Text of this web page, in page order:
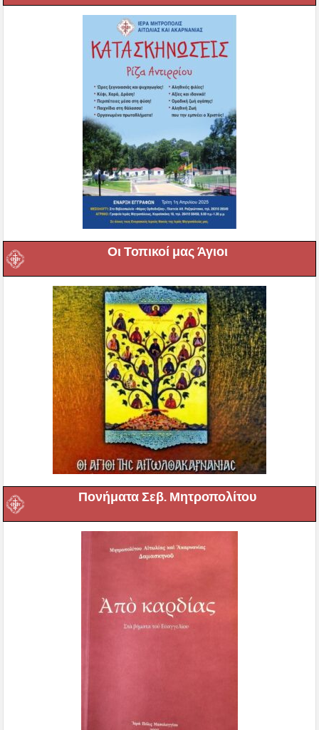
Οι Τοπικοί μας Άγιοι
Πονήματα Σεβ. Μητροπολίτου